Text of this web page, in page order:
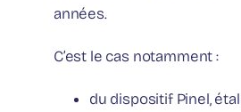
années.
C’est le cas notamment :
du dispositif Pinel,